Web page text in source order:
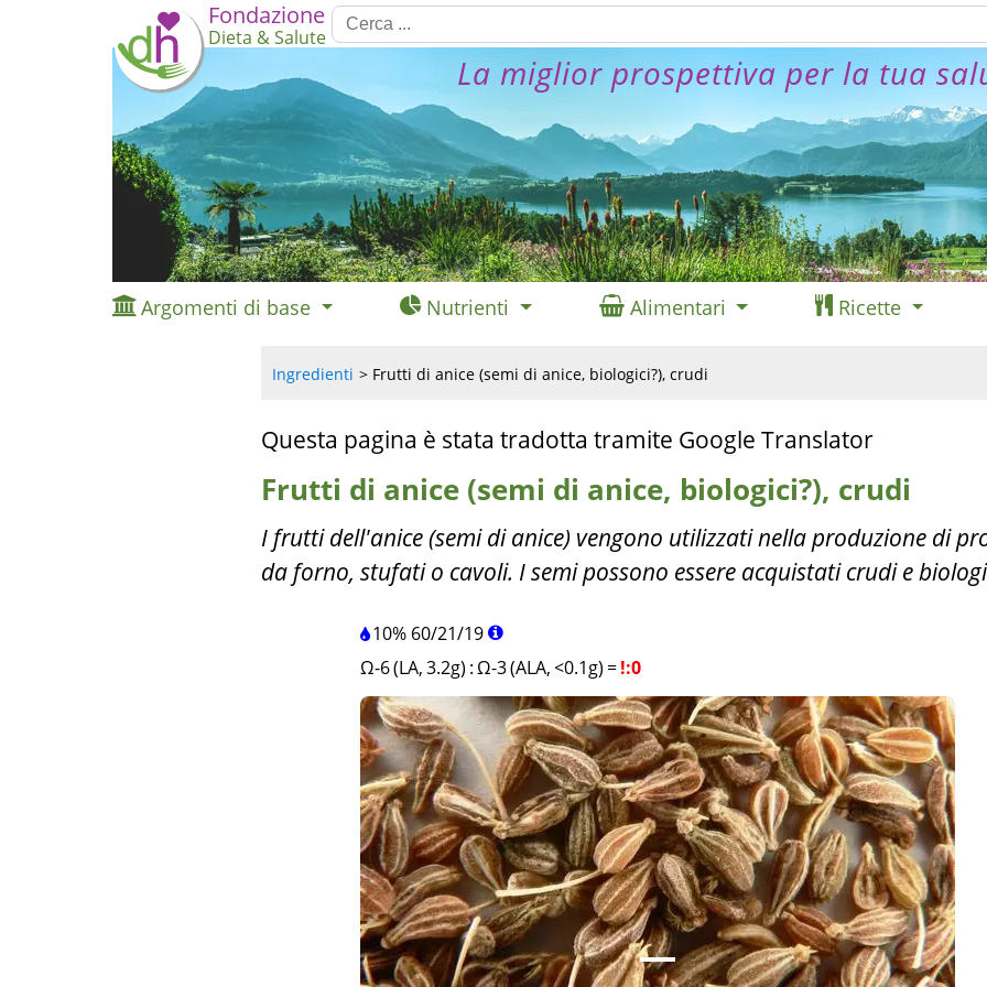
Fondazione
Dieta & Salute
La miglior prospettiva per la tua
Argomenti di base Nutrienti Alimentari Ricette
Ingredienti Frutti di anice (semi di anice, biologici?), crudi
Questa pagina è stata tradotta tramite Google Translator
Frutti di anice (semi di anice, biologici?), crudi
I frutti dell'anice (semi di anice) vengono utilizzati nella produzione di
da forno, stufati o cavoli. I semi possono essere acquistati crudi e biologi
10% 60/21/19
Ω-6 (LA, 3.2g) :Ω-3 (ALA, <0.1g) =!:0